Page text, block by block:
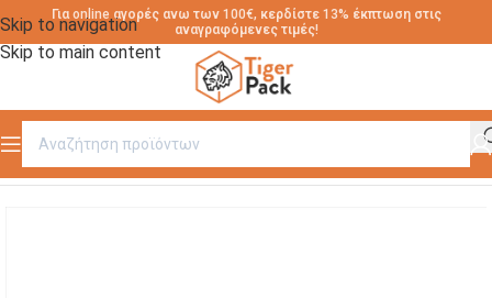
Skip to navigation
Skip to main content
Για online αγορές ανω των 100€, κερδίστε 13% έκπτωση στις
αναγραφόμενες τιμές!
Αρχική σελίδα / ΣΚΕΥΗ ΓΙΑ ΣΟΥΣΙ